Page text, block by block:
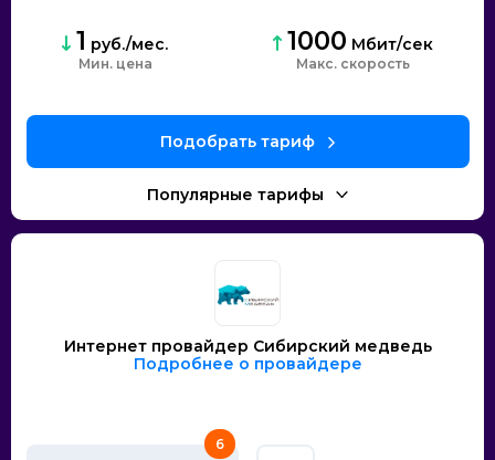
1 руб./мес.
Мин. цена
1000 Мбит/сек
скорость
Интернет провайдер Сибирский медведь
Подробнее о провайдере
6